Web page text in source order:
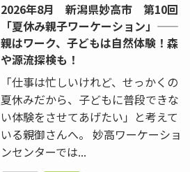
2026年8月 新潟県妙高市 第10回
「夏休み親子ワーケーション」——
親はワーク、子どもは自然体験！森
や源流探検も！
「仕事は忙しいけれど、せっかくの
夏休みだから、子どもに普段できな
い体験をさせてあげたい」と考えて
いる親御さんへ。 妙高ワーケーショ
ンセンターでは...